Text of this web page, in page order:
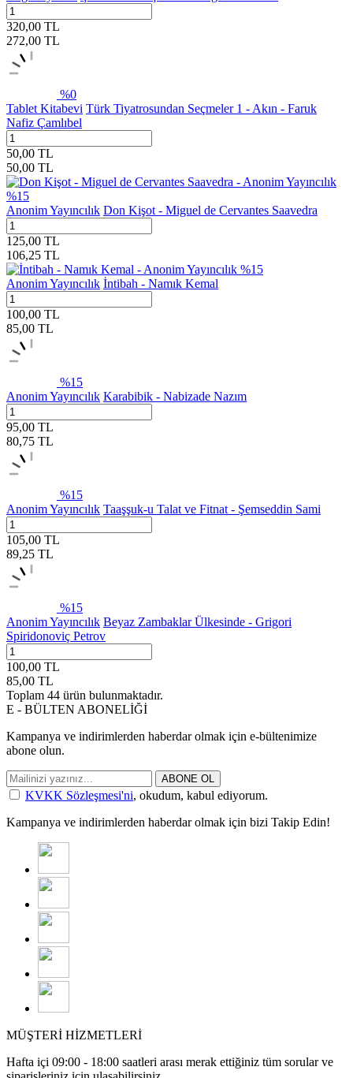
320,00 TL
272,00 TL
%0
Tablet Kitabevi Türk Tiyatrosundan Seçmeler 1 - Akın - Faruk
Nafiz Çamlıbel
50,00 TL
50,00 TL
%15
Anonim Yayıncılık Don Kişot - Miguel de Cervantes Saavedra
125,00 TL
106,25 TL
%15
Anonim Yayıncılık İntibah - Namık Kemal
100,00 TL
85,00 TL
%15
Anonim Yayıncılık Karabibik - Nabizade Nazım
95,00 TL
80,75 TL
%15
Anonim Yayıncılık Taaşşuk-u Talat ve Fitnat - Şemseddin Sami
105,00 TL
89,25 TL
%15
Anonim Yayıncılık Beyaz Zambaklar Ülkesinde - Grigori
Spiridonoviç Petrov
100,00 TL
85,00 TL
Toplam 44 ürün bulunmaktadır.
E - BÜLTEN ABONELİĞİ
Kampanya ve indirimlerden haberdar olmak için e-bültenimize
abone olun.
ABONE OL
KVKK Sözleşmesi'ni, okudum, kabul ediyorum.
Kampanya ve indirimlerden haberdar olmak için bizi Takip Edin!
MÜŞTERİ HİZMETLERİ
Hafta içi 09:00 - 18:00 saatleri arası merak ettiğiniz tüm sorular ve